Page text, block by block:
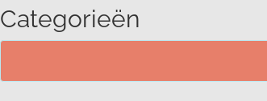
Categorieën